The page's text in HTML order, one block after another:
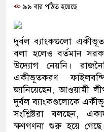
৯৯ বার পঠিত হয়েছে
দুর্বল ব্যাংকগুলো
বলা হলেও বর্তমান
উদ্যোগ নেয়নি।
একীভূতকরণ
জানিয়েছেন, আওয়ামী
দুর্বল ব্যাংকগুলোকে
সংশ্লিষ্টরা বলছেন,
ক্ষণগণনা শুরু হয়ে